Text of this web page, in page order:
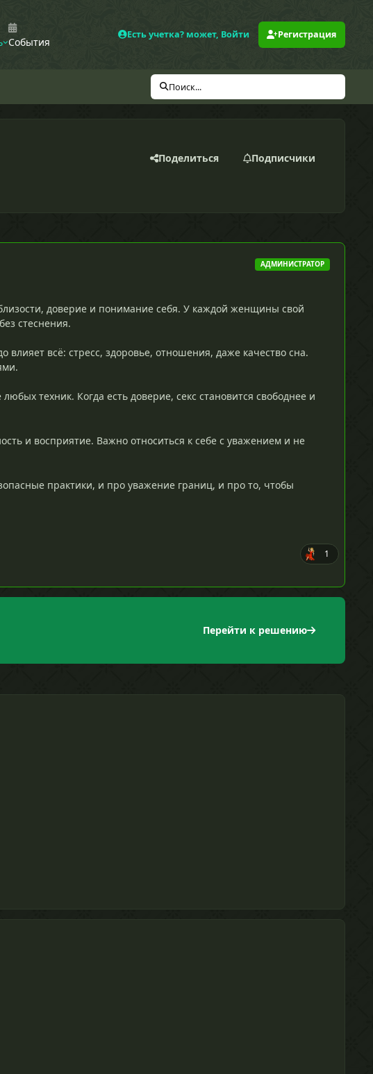
События
Есть учетка? может, Войти Регистрация
Поиск...
Поделиться Подписчики
АДМИНИСТРАТОР
доверие и понимание себя. У каждой женщины свой
стеснения.
всё: стресс, здоровье, отношения, даже качество сна.
техник. Когда есть доверие, секс становится свободнее и
и восприятие. Важно относиться к себе с уважением и не
практики, и про уважение границ, и про то, чтобы
1
Перейти к решению